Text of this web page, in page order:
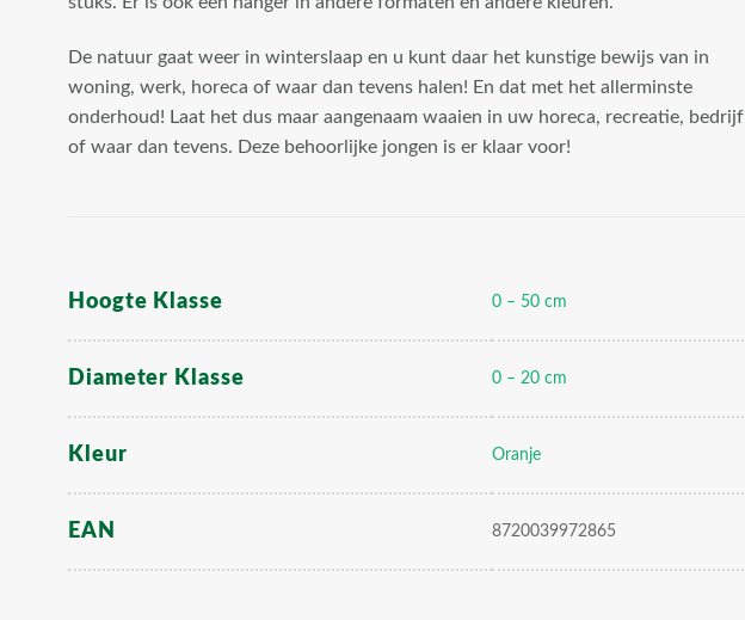
De natuur gaat weer in winterslaap en u kunt daar het kunstige bewijs van in
woning, werk, horeca of waar dan tevens halen! En dat met het allerminste
onderhoud! Laat het dus maar aangenaam waaien in uw horeca, recreatie, bedrijf
of waar dan tevens. Deze behoorlijke jongen is er klaar voor!
Hoogte Klasse 0 – 50 cm
Diameter Klasse 0 – 20 cm
Kleur Oranje
EAN 8720039972865